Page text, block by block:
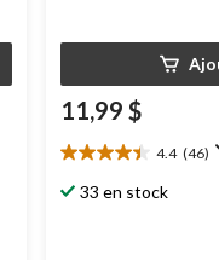
11,99 $
4.4 (46)
4.4
étoile(s)
33 en stock